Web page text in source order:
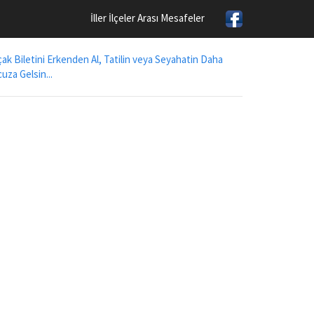
İller İlçeler Arası Mesafeler
Biletini Erkenden Al, Tatilin veya Seyahatin Daha
Gelsin...